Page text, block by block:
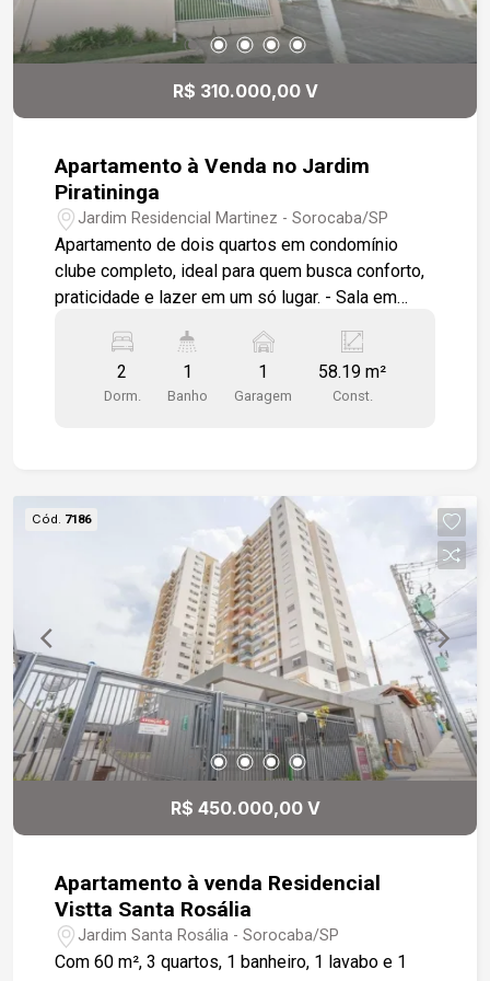
visita e venha conhecer essa excelente
oportunidade. Que tal conhecer pessoalmente e
se encantar com seu novo lar?
R$ 310.000,00 V
Apartamento à Venda no Jardim
Piratininga
Jardim Residencial Martinez - Sorocaba/SP
Apartamento de dois quartos em condomínio
clube completo, ideal para quem busca conforto,
praticidade e lazer em um só lugar. - Sala em
detalhe em gesso no teto com painel,
proporcionando sofisticação e aconchego. -
Cozinha planejada com armários modulados,
aproveitamento inteligente dos espaços. - Uma
vaga de garagem para sua comodidade. O
condomínio oferece infraestrutura completa: -
Piscinas adulto e infantil - Playground - Área de
convivência - Salão de festas - Quiosques com
churrasqueira e forno à lenha Localização
privilegiada, a poucos metros da Avenida São
Paulo, próximo a supermercados, farmácias,
restaurantes e diversas opções de comércio e
serviços. Este é o imóvel perfeito para quem
deseja viver com qualidade de vida em um
ambiente moderno e bem localizado.
2
Dorm.
1
Banho
1
Garagem
58.19 m²
Const.
Cód. 7186
R$ 450.000,00 V
Apartamento à venda Residencial
Vistta Santa Rosália
Jardim Santa Rosália - Sorocaba/SP
Com 60 m², 3 quartos, 1 banheiro, 1 lavabo e 1